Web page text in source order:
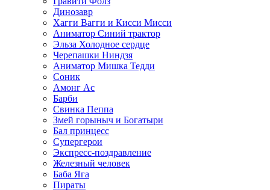
Динозавр
Хагги Вагги и Кисси Мисси
Аниматор Синий трактор
Эльза Холодное сердце
Черепашки Ниндзя
Аниматор Мишка Тедди
Соник
Амонг Ас
Барби
Свинка Пеппа
Змей горыныч и Богатыри
Бал принцесс
Супергерои
Экспресс-поздравление
Железный человек
Баба Яга
Пираты